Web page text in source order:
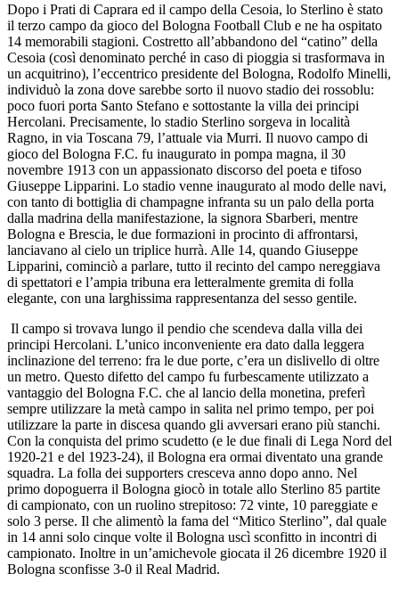
Dopo i Prati di Caprara ed il campo della Cesoia, lo Sterlino è stato
il terzo campo da gioco del Bologna Football Club e ne ha ospitato
14 memorabili stagioni. Costretto all’abbandono del “catino” della
Cesoia (così denominato perché in caso di pioggia si trasformava in
un acquitrino), l’eccentrico presidente del Bologna, Rodolfo Minelli,
individuò la zona dove sarebbe sorto il nuovo stadio dei rossoblu:
poco fuori porta Santo Stefano e sottostante la villa dei principi
Hercolani. Precisamente, lo stadio Sterlino sorgeva in località
Ragno, in via Toscana 79, l’attuale via Murri. Il nuovo campo di
gioco del Bologna F.C. fu inaugurato in pompa magna, il 30
novembre 1913 con un appassionato discorso del poeta e tifoso
Giuseppe Lipparini. Lo stadio venne inaugurato al modo delle navi,
con tanto di bottiglia di champagne infranta su un palo della porta
dalla madrina della manifestazione, la signora Sbarberi, mentre
Bologna e Brescia, le due formazioni in procinto di affrontarsi,
lanciavano al cielo un triplice hurrà. Alle 14, quando Giuseppe
Lipparini, cominciò a parlare, tutto il recinto del campo nereggiava
di spettatori e l’ampia tribuna era letteralmente gremita di folla
elegante, con una larghissima rappresentanza del sesso gentile.
Il campo si trovava lungo il pendio che scendeva dalla villa dei
principi Hercolani. L’unico inconveniente era dato dalla leggera
inclinazione del terreno: fra le due porte, c’era un dislivello di oltre
un metro. Questo difetto del campo fu furbescamente utilizzato a
vantaggio del Bologna F.C. che al lancio della monetina, preferì
sempre utilizzare la metà campo in salita nel primo tempo, per poi
utilizzare la parte in discesa quando gli avversari erano più stanchi.
Con la conquista del primo scudetto (e le due finali di Lega Nord del
1920-21 e del 1923-24), il Bologna era ormai diventato una grande
squadra. La folla dei supporters cresceva anno dopo anno. Nel
primo dopoguerra il Bologna giocò in totale allo Sterlino 85 partite
di campionato, con un ruolino strepitoso: 72 vinte, 10 pareggiate e
solo 3 perse. Il che alimentò la fama del “Mitico Sterlino”, dal quale
in 14 anni solo cinque volte il Bologna uscì sconfitto in incontri di
campionato. Inoltre in un’amichevole giocata il 26 dicembre 1920 il
Bologna sconfisse 3-0 il Real Madrid.